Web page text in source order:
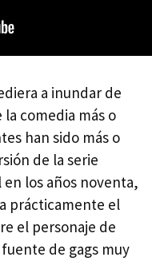
a inundar de
comedia más o
han sido más o
de la serie
los años noventa,
prácticamente el
el personaje de
de gags muy